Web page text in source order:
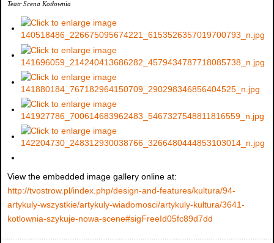
Teatr Scena Kotłownia
View the embedded image gallery online at:
http://tvostrow.pl/index.php/design-and-features/kultura/94-
artykuly-wszystkie/artykuly-wiadomosci/artykuly-kultura/3641-
kotlownia-szykuje-nowa-scene#sigFreeId05fc89d7dd